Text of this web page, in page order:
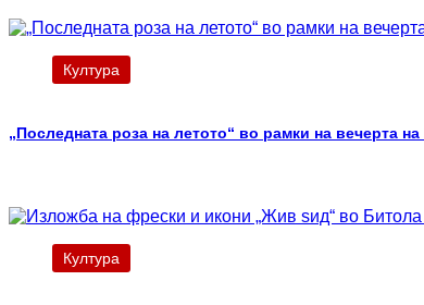
Култура
„Последната роза на летото“ во рамки на вечерта
Култура